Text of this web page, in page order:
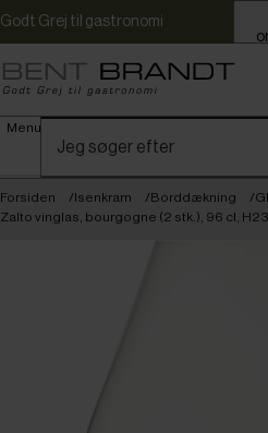
Godt Grej til gastronomi
Menu
Forsiden Isenkram Borddækning
Zalto vinglas, bourgogne (2 stk.), 96 cl,